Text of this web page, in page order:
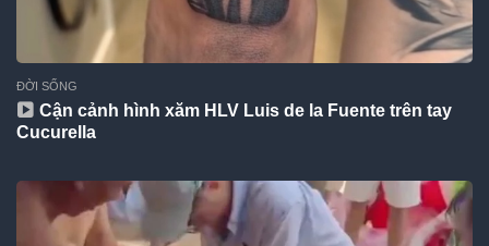
ĐỜI SỐNG
Cận cảnh hình xăm HLV Luis de la Fuente trên tay
Cucurella